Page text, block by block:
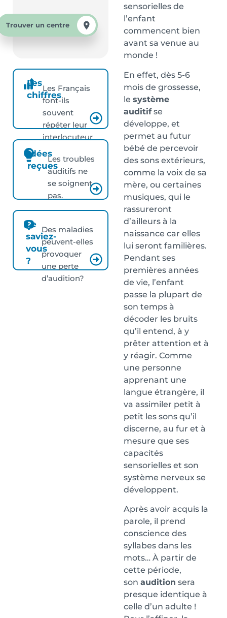
Trouver un centre
Les
chiffres
Les Français
font-ils
souvent
répéter leur
interlocuteur
?
Idées
reçues
Les troubles
auditifs ne
se soignent
pas.
Le
saviez-
vous
?
Des maladies
peuvent-elles
provoquer
une perte
d’audition?
sensorielles de
l’enfant
commencent bien
avant sa venue au
monde !
En effet, dès 5-6
mois de grossesse,
le système
auditifse
développe, et
permet au futur
bébé de percevoir
des sons extérieurs,
comme la voix de sa
mère, ou certaines
musiques, qui le
rassureront
d’ailleurs à la
naissance car elles
lui seront familières.
Pendant ses
premières années
de vie, l’enfant
passe la plupart de
son temps à
décoder les bruits
qu’il entend, à y
prêter attention et à
y réagir. Comme
une personne
apprenant une
langue étrangère, il
va assimiler petit à
petit les sons qu’il
discerne, au fur et à
mesure que ses
capacités
sensorielles et son
système nerveux se
développent.
Après avoir acquis la
parole, il prend
conscience des
syllabes dans les
mots… À partir de
cette période,
son audition sera
presque identique à
celle d’un adulte !